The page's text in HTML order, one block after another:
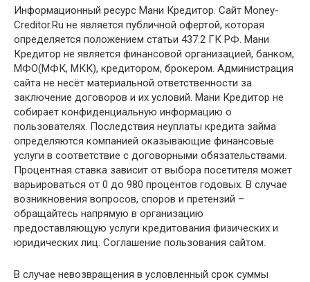
Информационный ресурс Мани Кредитор. Сайт Money-
Creditor.Ru не является публичной офертой, которая
определяется положением статьи 437.2 ГК РФ. Мани
Кредитор не является финансовой организацией, банком,
МФО(МФК, МКК), кредитором, брокером. Администрация
сайта не несёт материальной ответственности за
заключение договоров и их условий. Мани Кредитор не
собирает конфиденциальную информацию о
пользователях. Последствия неуплаты кредита займа
определяются компанией оказывающие финансовые
услуги в соответствие с договорными обязательствами.
Процентная ставка зависит от выбора посетителя может
варьироваться от 0 до 980 процентов годовых. В случае
возникновения вопросов, споров и претензий –
обращайтесь напрямую в организацию
предоставляющую услуги кредитования физических и
юридических лиц. Соглашение пользования сайтом.
В случае невозвращения в условленный срок суммы